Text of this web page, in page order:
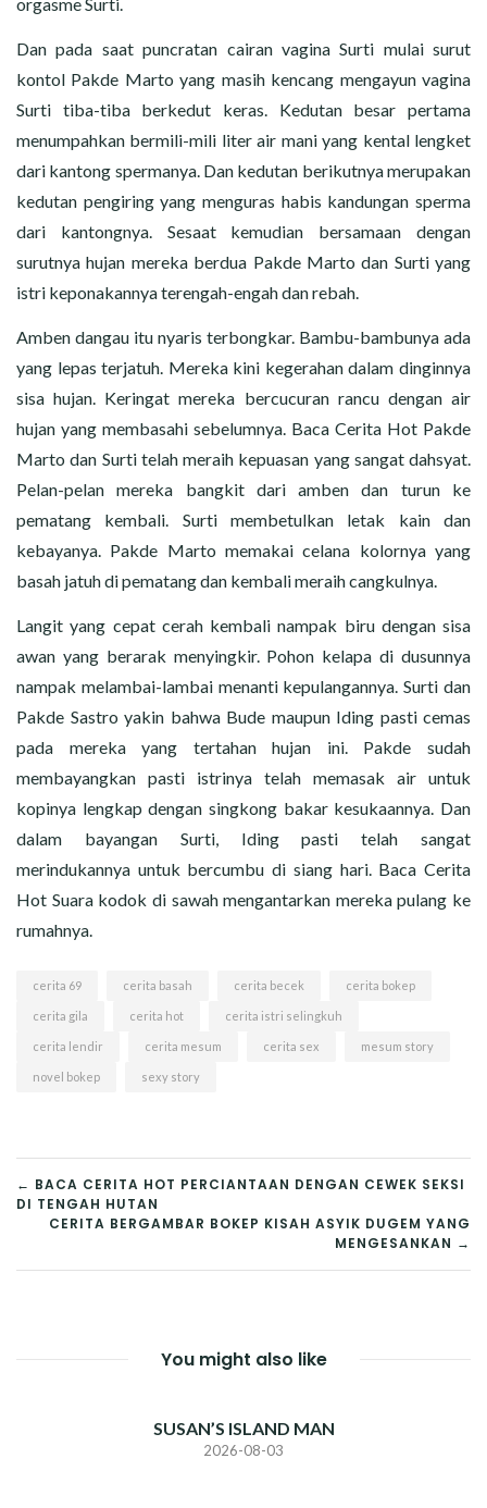
orgasme Surti.
Dan pada saat puncratan cairan vagina Surti mulai surut
kontol Pakde Marto yang masih kencang mengayun vagina
Surti tiba-tiba berkedut keras. Kedutan besar pertama
menumpahkan bermili-mili liter air mani yang kental lengket
dari kantong spermanya. Dan kedutan berikutnya merupakan
kedutan pengiring yang menguras habis kandungan sperma
dari kantongnya. Sesaat kemudian bersamaan dengan
surutnya hujan mereka berdua Pakde Marto dan Surti yang
istri keponakannya terengah-engah dan rebah.
Amben dangau itu nyaris terbongkar. Bambu-bambunya ada
yang lepas terjatuh. Mereka kini kegerahan dalam dinginnya
sisa hujan. Keringat mereka bercucuran rancu dengan air
hujan yang membasahi sebelumnya. Baca Cerita Hot Pakde
Marto dan Surti telah meraih kepuasan yang sangat dahsyat.
Pelan-pelan mereka bangkit dari amben dan turun ke
pematang kembali. Surti membetulkan letak kain dan
kebayanya. Pakde Marto memakai celana kolornya yang
basah jatuh di pematang dan kembali meraih cangkulnya.
Langit yang cepat cerah kembali nampak biru dengan sisa
awan yang berarak menyingkir. Pohon kelapa di dusunnya
nampak melambai-lambai menanti kepulangannya. Surti dan
Pakde Sastro yakin bahwa Bude maupun Iding pasti cemas
pada mereka yang tertahan hujan ini. Pakde sudah
membayangkan pasti istrinya telah memasak air untuk
kopinya lengkap dengan singkong bakar kesukaannya. Dan
dalam bayangan Surti, Iding pasti telah sangat
merindukannya untuk bercumbu di siang hari. Baca Cerita
Hot Suara kodok di sawah mengantarkan mereka pulang ke
rumahnya.
cerita 69 cerita basah cerita becek cerita bokep
cerita gila cerita hot cerita istri selingkuh
cerita lendir cerita mesum cerita sex mesum story
novel bokep sexy story
POST
NAVIGATION
← BACA CERITA HOT PERCIANTAAN DENGAN CEWEK SEKSI
DI TENGAH HUTAN
CERITA BERGAMBAR BOKEP KISAH ASYIK DUGEM YANG
MENGESANKAN →
You might also like
SUSAN’S ISLAND MAN
2026-08-03